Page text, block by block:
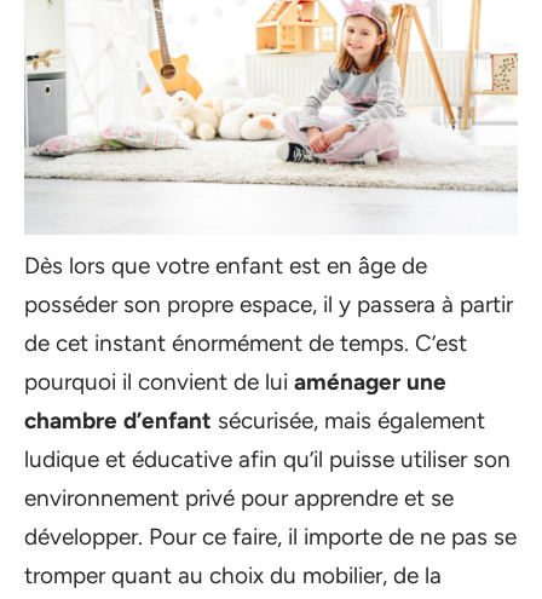
Dès lors que votre enfant est en âge de
posséder son propre espace, il y passera à partir
de cet instant énormément de temps. C’est
pourquoi il convient de lui aménager une
chambre d’enfant sécurisée, mais également
ludique et éducative afin qu’il puisse utiliser son
environnement privé pour apprendre et se
développer. Pour ce faire, il importe de ne pas se
tromper quant au choix du mobilier, de la